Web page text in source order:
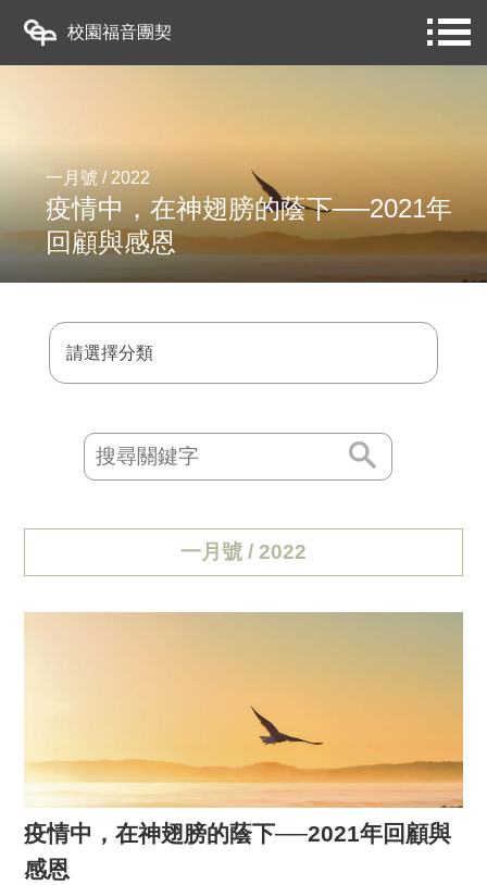
校園福音團契
一月號 / 2022
疫情中，在神翅膀的蔭下──2021年
回顧與感恩
請選擇分類
一月號 / 2022
疫情中，在神翅膀的蔭下──2021年回顧與
感恩